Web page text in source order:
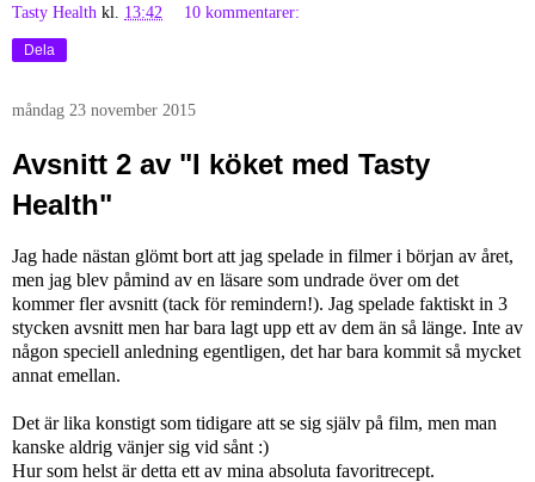
Tasty Health kl. 13:42 10 kommentarer:
Dela
måndag 23 november 2015
Avsnitt 2 av "I köket med Tasty
Health"
Jag hade nästan glömt bort att jag spelade in filmer i början av året,
men jag blev påmind av en läsare som undrade över om det
kommer fler avsnitt (tack för remindern!). Jag spelade faktiskt in 3
stycken avsnitt men har bara lagt upp ett av dem än så länge. Inte av
någon speciell anledning egentligen, det har bara kommit så mycket
annat emellan.
Det är lika konstigt som tidigare att se sig själv på film, men man
kanske aldrig vänjer sig vid sånt :)
Hur som helst är detta ett av mina absoluta favoritrecept.